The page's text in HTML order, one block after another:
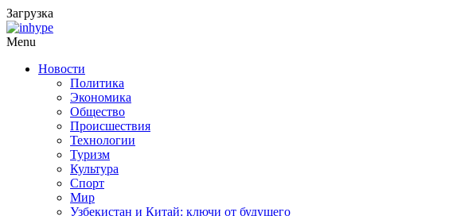
Загрузка
Menu
Новости
Политика
Экономика
Общество
Происшествия
Технологии
Туризм
Культура
Спорт
Мир
Узбекистан и Китай: ключи от будущего